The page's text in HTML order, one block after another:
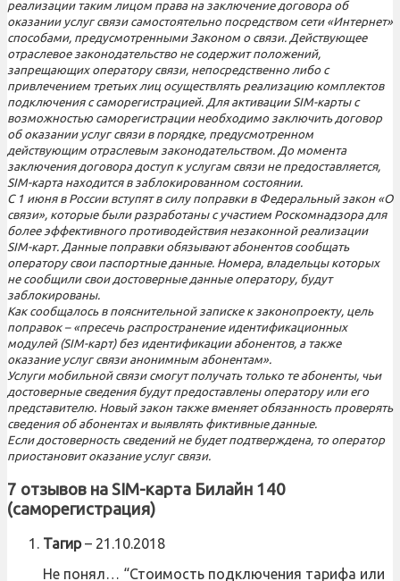
реализации таким лицом права на заключение договора об
оказании услуг связи самостоятельно посредством сети «Интернет»
способами, предусмотренными Законом о связи. Действующее
отраслевое законодательство не содержит положений,
запрещающих оператору связи, непосредственно либо с
привлечением третьих лиц осуществлять реализацию комплектов
подключения с саморегистрацией. Для активации SIM-карты с
возможностью саморегистрации необходимо заключить договор
об оказании услуг связи в порядке, предусмотренном
действующим отраслевым законодательством. До момента
заключения договора доступ к услугам связи не предоставляется,
SIM-карта находится в заблокированном состоянии.
С 1 июня в России вступят в силу поправки в Федеральный закон «О
связи», которые были разработаны с участием Роскомнадзора для
более эффективного противодействия незаконной реализации
SIM-карт. Данные поправки обязывают абонентов сообщать
оператору свои паспортные данные. Номера, владельцы которых
не сообщили свои достоверные данные оператору, будут
заблокированы.
Как сообщалось в пояснительной записке к законопроекту, цель
поправок – «пресечь распространение идентификационных
модулей (SIM-карт) без идентификации абонентов, а также
оказание услуг связи анонимным абонентам».
Услуги мобильной связи смогут получать только те абоненты, чьи
достоверные сведения будут предоставлены оператору или его
представителю. Новый закон также вменяет обязанность проверять
сведения об абонентах и выявлять фиктивные данные.
Если достоверность сведений не будет подтверждена, то оператор
приостановит оказание услуг связи.
7 отзывов наSIM-карта Билайн 140
(саморегистрация)
Тагир– 21.10.2018
Не понял… “Стоимость подключения тарифа или